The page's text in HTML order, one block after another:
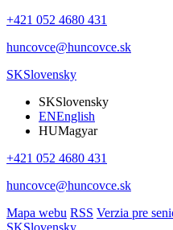
+421 052 4680 431
huncovce@huncovce.sk
SKSlovensky
SKSlovensky
ENEnglish
HUMagyar
+421 052 4680 431
huncovce@huncovce.sk
Mapa webu RSS Verzia pre
SKSlovensky